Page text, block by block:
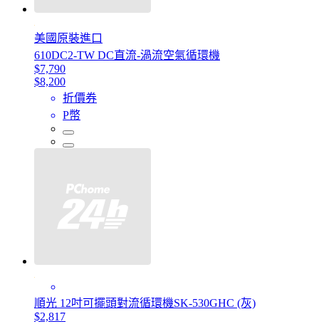
美國原裝進口
610DC2-TW DC直流-渦流空氣循環機
$7,790
$8,200
折價券
P幣
順光 12吋可擺頭對流循環機SK-530GHC (灰)
$2,817